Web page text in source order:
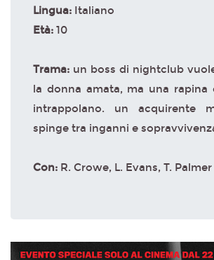
Lingua: Italiano
Età: 10
Trama: un boss di nightclub
la donna amata, ma una
intrappolano. un acquirente
spinge tra inganni e
Con: R. Crowe, L. Evans, T. Palmer